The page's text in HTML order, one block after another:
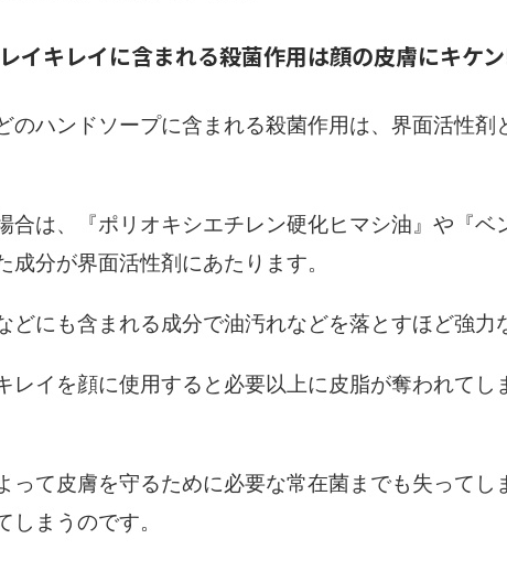
イキレイに含まれる殺菌作用は顔の皮膚にキケ
のハンドソープに含まれる殺菌作用は、界面活性剤
合は、『ポリオキシエチレン硬化ヒマシ油』や『ベ
成分が界面活性剤にあたります。
どにも含まれる成分で油汚れなどを落とすほど強力
レイを顔に使用すると必要以上に皮脂が奪われてし
って皮膚を守るために必要な常在菌までも失ってし
しまうのです。